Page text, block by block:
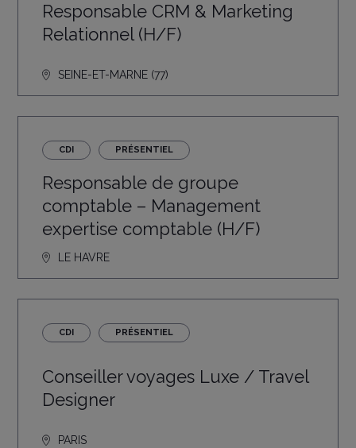
Responsable CRM & Marketing
Relationnel (H/F)
SEINE-ET-MARNE (77)
CDI PRÉSENTIEL
Responsable de groupe
comptable – Management
expertise comptable (H/F)
LE HAVRE
CDI PRÉSENTIEL
Conseiller voyages Luxe / Travel
Designer
PARIS